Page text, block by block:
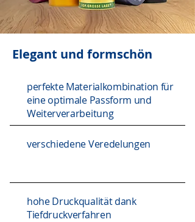
Elegant und formschön
perfekte Materialkombination für
eine optimale Passform und
Weiterverarbeitung
verschiedene Veredelungen
hohe Druckqualität dank
Tiefdruckverfahren